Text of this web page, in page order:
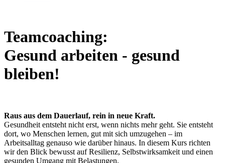
Teamcoaching:
Gesund arbeiten - gesund
bleiben!
Raus aus dem Dauerlauf, rein in neue Kraft.
Gesundheit entsteht nicht erst, wenn nichts mehr geht. Sie entsteht
dort, wo Menschen lernen, gut mit sich umzugehen – im
Arbeitsalltag genauso wie darüber hinaus. In diesem Kurs richten
wir den Blick bewusst auf Resilienz, Selbstwirksamkeit und einen
gesunden Umgang mit Belastungen.